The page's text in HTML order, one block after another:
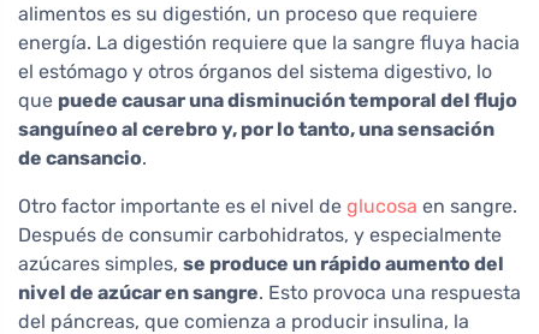
alimentos es su digestión, un proceso que requiere
energía. La digestión requiere que la sangre fluya hacia
el estómago y otros órganos del sistema digestivo, lo
que puede causar una disminución temporal del flujo
sanguíneo al cerebro y, por lo tanto, una sensación
de cansancio.
Otro factor importante es el nivel de glucosa en sangre.
Después de consumir carbohidratos, y especialmente
azúcares simples, se produce un rápido aumento del
nivel de azúcar en sangre. Esto provoca una respuesta
del páncreas, que comienza a producir insulina, la